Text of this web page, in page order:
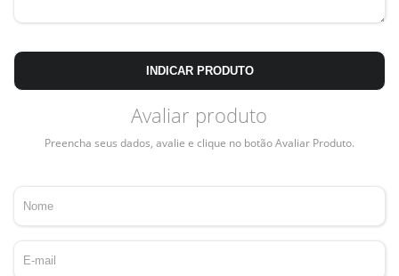
INDICAR PRODUTO
Avaliar produto
Preencha seus dados, avalie e clique no botão Avaliar Produto.